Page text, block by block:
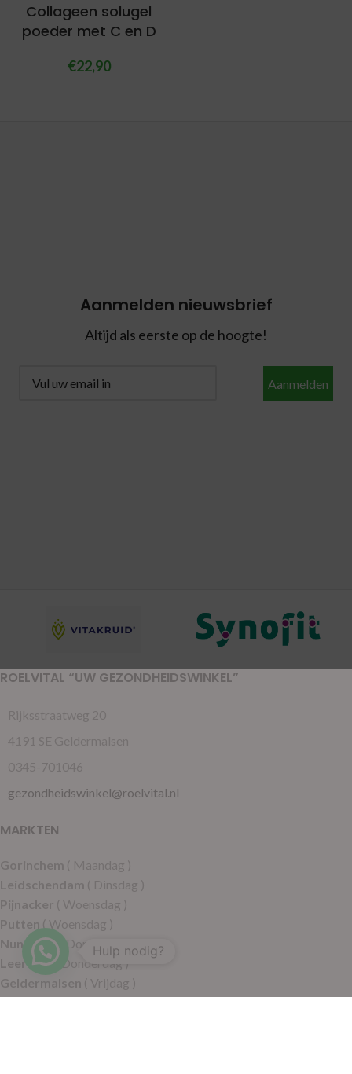
Collageen solugel
poeder met C en D
€22,90
Aanmelden nieuwsbrief
Altijd als eerste op de hoogte!
Aanmelden
ROELVITAL “UW GEZONDHEIDSWINKEL”
Rijksstraatweg 20
4191 SE Geldermalsen
0345-701046
gezondheidswinkel@roelvital.nl
MARKTEN
Gorinchem ( Maandag )
Leidschendam ( Dinsdag )
Pijnacker ( Woensdag )
Putten ( Woensdag )
Nunspeet( Donderdag )
Leerdam( Donderdag )
Geldermalsen ( Vrijdag )
Hulp nodig?